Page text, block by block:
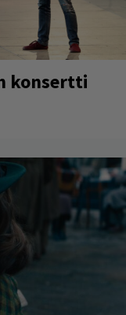
konsertti